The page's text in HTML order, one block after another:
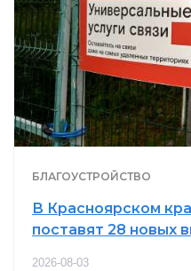
БЛАГОУСТРОЙСТВО
В Красноярском
поставят 28 новых
2026-08-03